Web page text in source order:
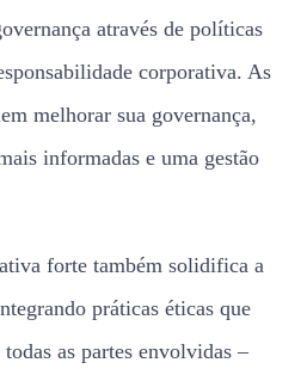
através de políticas
corporativa. As
melhorar sua governança,
informadas e uma gestão
forte também solidifica a
práticas éticas que
as partes envolvidas –